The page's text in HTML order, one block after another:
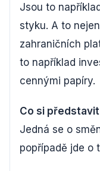
Jsou to
styku. A to
zahraničních
to například
cennými papíry.
Co si
Jedná se o
popřípadě jde o